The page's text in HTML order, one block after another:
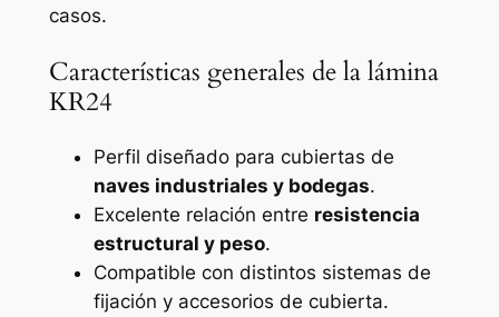
casos.
Características generales de la lámina
KR24
Perfil diseñado para cubiertas de
naves industriales y bodegas.
Excelente relación entre resistencia
estructural y peso.
Compatible con distintos sistemas de
fijación y accesorios de cubierta.